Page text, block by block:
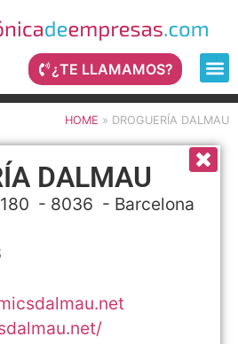
¿TE LLAMAMOS?
HOME » DROGUERÍA DALMAU
DALMAU
- 8036 - Barcelona